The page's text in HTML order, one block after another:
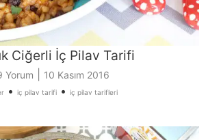
Ciğerli İç Pilav Tarifi
Yorum 10 Kasım 2016
• iç pilav tarifi • iç pilav tarifleri